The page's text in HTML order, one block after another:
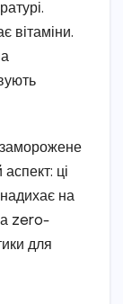
вітаміни.
ці
на
zero-
для